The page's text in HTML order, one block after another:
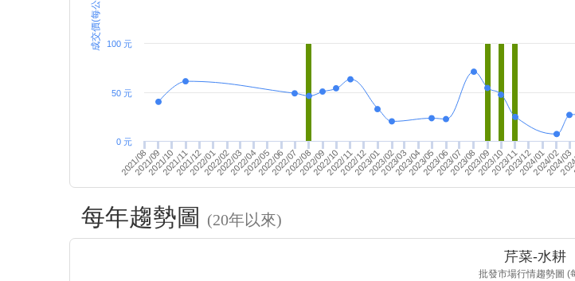
成交價(每公斤)
2021/08
2021/092021/102021/112021/122022/012022/02
2022/032022/042022/052022/062022/072022/082022/092022/102022/112022/122023/012023/02
2023/032023/042023/052023/062023/072023/082023/092023/102023/112023/122024/012024/022024/03
0 元
50 元
100 元
每年趨勢圖 (20年以來)
芹菜-水耕
批發市場行情趨勢圖 (